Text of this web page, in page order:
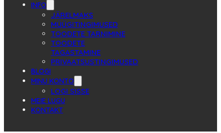
INFO
JÄRELMAKS
MÜÜGITINGIMUSED
TOODETE TARNIMINE
TOODETE
TAGASTAMINE
PRIVAATSUSTINGIMUSED
BLOGI
MINU KONTO
LOGI SISSE
MEIE LUGU
KONTAKT